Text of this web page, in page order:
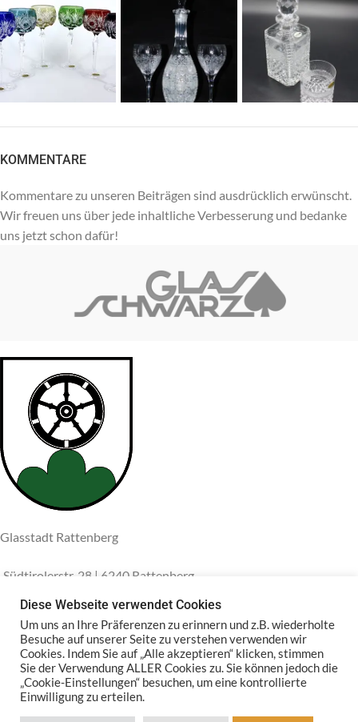
KOMMENTARE
Kommentare zu unseren Beiträgen sind ausdrücklich erwünscht.
Wir freuen uns über jede inhaltliche Verbesserung und bedanke
uns jetzt schon dafür!
Glasstadt Rattenberg
Südtirolerstr. 28 | 6240 Rattenberg
Telefon: +43 5337 66098
E-Mail: info@glas-schwarz.at
RATTENBERG
PARTNERSHOPS
Diese Webseite verwendet Cookies
Um uns an Ihre Präferenzen zu erinnern und z.B. wiederholte
Besuche auf unserer Seite zu verstehen verwenden wir
Cookies. Indem Sie auf „Alle akzeptieren“ klicken, stimmen
Sie der Verwendung ALLER Cookies zu. Sie können jedoch die
„Cookie-Einstellungen“ besuchen, um eine kontrollierte
Einwilligung zu erteilen.